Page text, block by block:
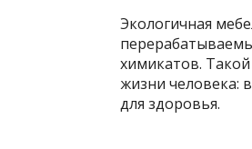
Экологичная
химикатов.
жизни человека:
для здоровья.